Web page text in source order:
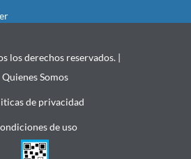
los derechos reservados. |
Quienes Somos
de privacidad
de uso